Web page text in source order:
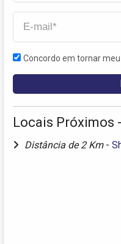
Concordo em tornar
Locais Próximos
Distância de 2 Km -